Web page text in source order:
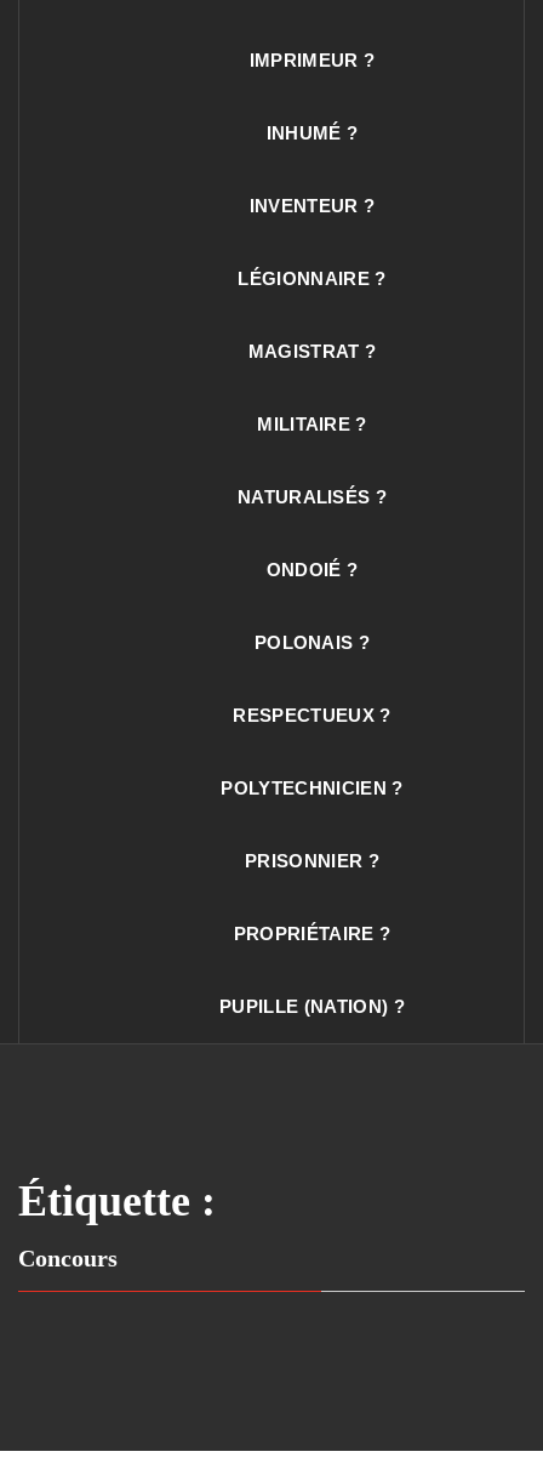
IMPRIMEUR ?
INHUMÉ ?
INVENTEUR ?
LÉGIONNAIRE ?
MAGISTRAT ?
MILITAIRE ?
NATURALISÉS ?
ONDOIÉ ?
POLONAIS ?
RESPECTUEUX ?
POLYTECHNICIEN ?
PRISONNIER ?
PROPRIÉTAIRE ?
PUPILLE (NATION) ?
Étiquette :
Concours